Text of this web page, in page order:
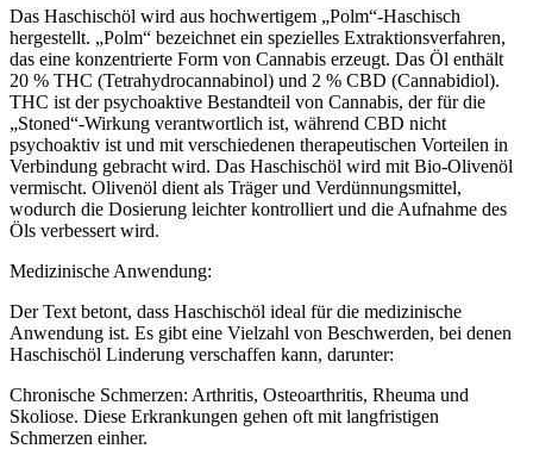
Das Haschischöl wird aus hochwertigem „Polm“-Haschisch
hergestellt. „Polm“ bezeichnet ein spezielles Extraktionsverfahren,
das eine konzentrierte Form von Cannabis erzeugt. Das Öl enthält
20 % THC (Tetrahydrocannabinol) und 2 % CBD (Cannabidiol).
THC ist der psychoaktive Bestandteil von Cannabis, der für die
„Stoned“-Wirkung verantwortlich ist, während CBD nicht
psychoaktiv ist und mit verschiedenen therapeutischen Vorteilen in
Verbindung gebracht wird. Das Haschischöl wird mit Bio-Olivenöl
vermischt. Olivenöl dient als Träger und Verdünnungsmittel,
wodurch die Dosierung leichter kontrolliert und die Aufnahme des
Öls verbessert wird.
Medizinische Anwendung:
Der Text betont, dass Haschischöl ideal für die medizinische
Anwendung ist. Es gibt eine Vielzahl von Beschwerden, bei denen
Haschischöl Linderung verschaffen kann, darunter:
Chronische Schmerzen: Arthritis, Osteoarthritis, Rheuma und
Skoliose. Diese Erkrankungen gehen oft mit langfristigen
Schmerzen einher.